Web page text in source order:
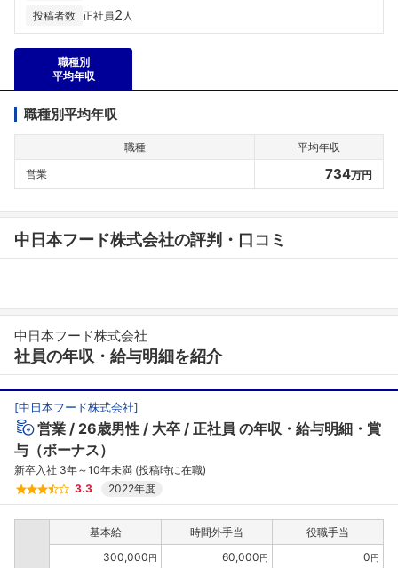
投稿者数 正社員2 人
職種別
平均年収
職種別平均年収
職種
平均年収
営業
734万円
中日本フード株式会社の評判・口コミ
中日本フード株式会社
社員の年収・給与明細を紹介
[中日本フード株式会社]
営業 26歳男性 大卒 正社員 の年収・給与明細・賞
与（ボーナス）
新卒入社 3年～10年未満 (投稿時に在職)
3.3
2022年度
基本給 時間外手当
役職手当
300,000円 60,000円 0円